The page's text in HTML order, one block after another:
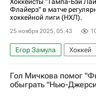
Флайерз" в матче
хоккейной лиги (НХЛ).
25 ноября 2025, 05:43
Егор Замула
Хоккей
Национальная
Тампа-Бэй Лайтнинг
Гол Мичкова помог
обыграть "Нью-